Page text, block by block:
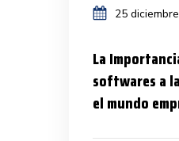
25
La
softwares a
el mundo